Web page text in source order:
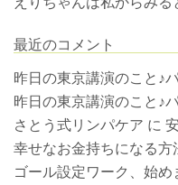
最近のコメント
昨日の東京講演のこと♪
昨日の東京講演のこと♪
さとう式リンパケア に
幸せなお金持ちになる方
ゴール設定ワーク、始め